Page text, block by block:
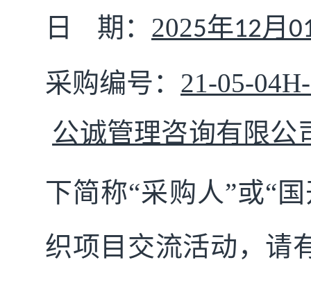
日 期： 2025年12月
采购编号： 21-05-
公诚管理咨询有限公
下简称“采购人”或“
织项目交流活动，请